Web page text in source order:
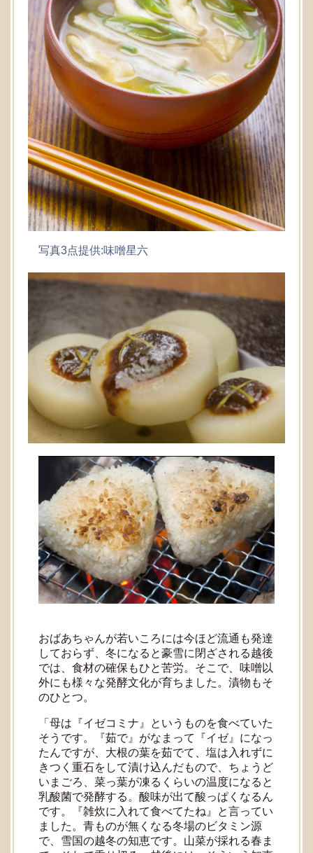
写真3点提供:味噌星六
おばあちゃんが若いころには今ほど流通も発達
しておらず、冬になると豪雪に閉ざされる越後
では、食材の確保もひと苦労。そこで、味噌以
外にも様々な発酵文化が育ちました。漬物もそ
のひとつ。
「母は『イゼコミナ』というものを食べていた
そうです。『茹で』がなまって『イゼ』になっ
たんですが、大根の葉を茹でて、塩は入れずに
きつく重石をして漬け込んだもので、ちょうど
いまごろ、菜っ葉が凍るくらいの温度になると
乳酸菌で発酵する。酸味が出て酸っぱくなるん
です。『雑炊に入れて食べてたね』と言ってい
ました。青ものが無くなる冬場のビタミン源
で、雪国の越冬の知恵です。山菜が採れる春ま